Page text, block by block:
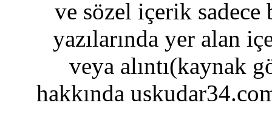
ve sözel içerik sadece
yazılarında yer alan
veya alıntı(kaynak
hakkında